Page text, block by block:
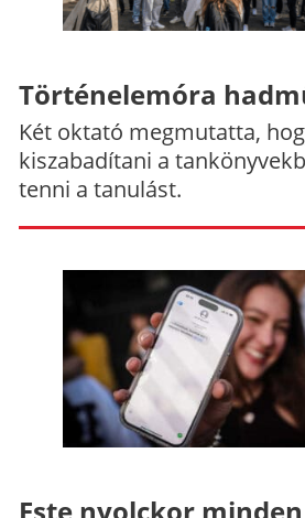
Történelemóra
Két oktató megmutatta,
kiszabadítani a
tenni a tanulást.
Este nyolckor